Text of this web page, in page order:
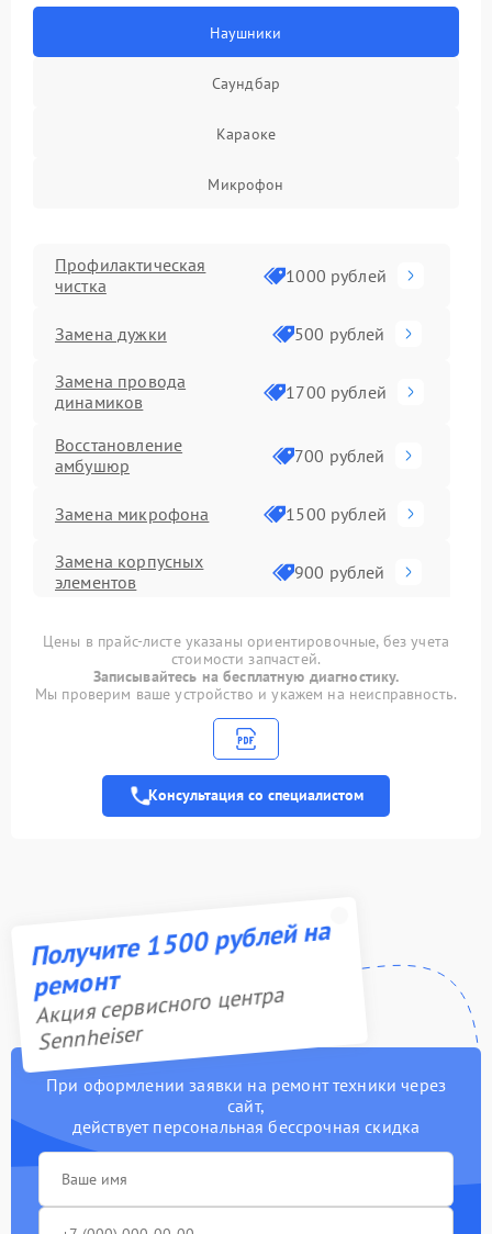
Наушники
Саундбар
Караоке
Микрофон
Профилактическая
чистка
1000 рублей
Замена дужки 500 рублей
Замена провода
динамиков
1700 рублей
Восстановление
амбушюр
700 рублей
Замена микрофона 1500 рублей
Замена корпусных
элементов
900 рублей
попадания влаги
1492 рублей
Прошивка 1000 рублей
Ремонт динамика 1100 рублей
Цены в прайс-листе указаны ориентировочные, без учета
стоимости запчастей.
Записывайтесь на бесплатную диагностику.
Мы проверим ваше устройство и укажем на неисправность.
Консультация со специалистом
Получите 1500 рублей на
ремонт
Акция сервисного центра
Sennheiser
При оформлении заявки на ремонт техники через
сайт,
действует персональная бессрочная скидка